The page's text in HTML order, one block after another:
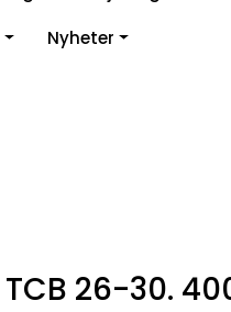
Nyheter
TCB 26-30.